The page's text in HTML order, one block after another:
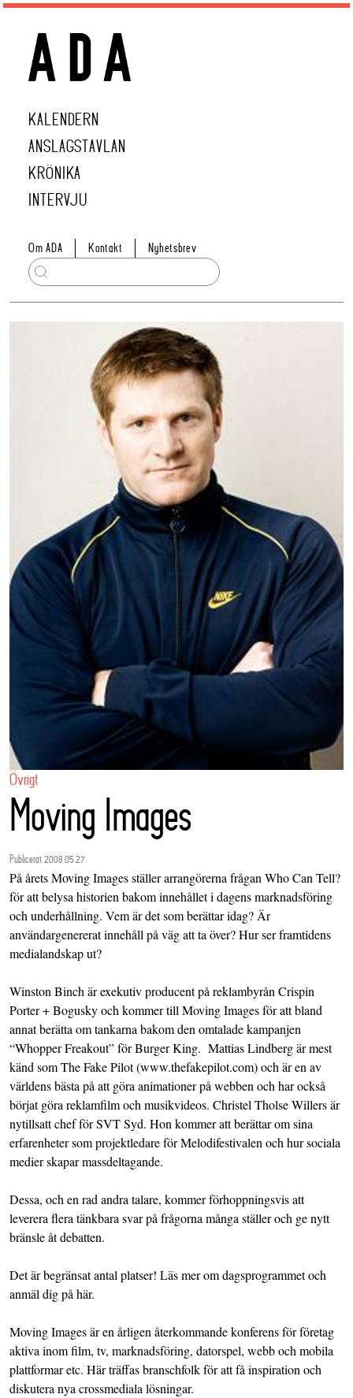
KALENDERN
ANSLAGSTAVLAN
KRÖNIKA
INTERVJU
Om ADA Kontakt Nyhetsbrev
Övrigt
Moving Images
Publicerat 2008.05.27
På årets Moving Images ställer arrangörerna frågan Who Can Tell?
för att belysa historien bakom innehållet i dagens marknadsföring
och underhållning. Vem är det som berättar idag? Är
användargenererat innehåll på väg att ta över? Hur ser framtidens
medialandskap ut?
Winston Binch är exekutiv producent på reklambyrån Crispin
Porter + Bogusky och kommer till Moving Images för att bland
annat berätta om tankarna bakom den omtalade kampanjen
“Whopper Freakout” för Burger King. Mattias Lindberg är mest
känd som The Fake Pilot (www.thefakepilot.com) och är en av
världens bästa på att göra animationer på webben och har också
börjat göra reklamfilm och musikvideos. Christel Tholse Willers är
nytillsatt chef för SVT Syd. Hon kommer att berättar om sina
erfarenheter som projektledare för Melodifestivalen och hur sociala
medier skapar massdeltagande.
Dessa, och en rad andra talare, kommer förhoppningsvis att
leverera flera tänkbara svar på frågorna många ställer och ge nytt
bränsle åt debatten.
Det är begränsat antal platser! Läs mer om dagsprogrammet och
anmäl dig på här.
Moving Images är en årligen återkommande konferens för företag
aktiva inom film, tv, marknadsföring, datorspel, webb och mobila
plattformar etc. Här träffas branschfolk för att få inspiration och
diskutera nya crossmediala lösningar.